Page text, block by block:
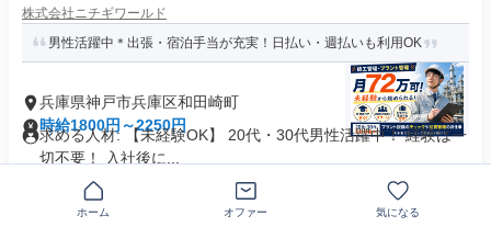
株式会社ニチギワールド
男性活躍中＊出張・宿泊手当が充実！日払い・週払いも利用OK
兵庫県神戸市兵庫区和田崎町
時給1800円～2250円
求める人材: 【未経験OK】 20代・30代男性活躍中！ 経験は一
切不要！ 入社後に...
社員登用あり
ホーム オファー 気になる